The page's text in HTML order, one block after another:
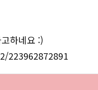
하네요 :)
223962872891